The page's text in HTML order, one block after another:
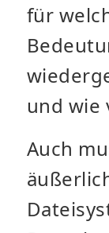
für
und wie
Auch